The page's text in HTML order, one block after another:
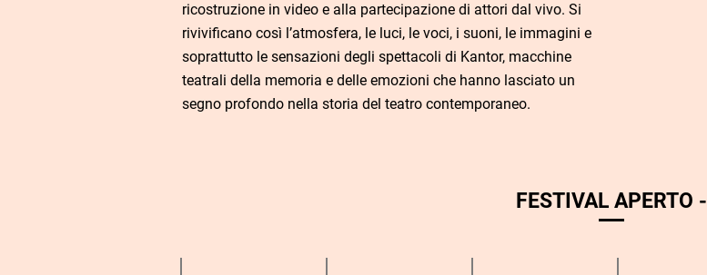
ricostruzione in video e alla partecipazione di attori dal vivo. Si
rivivificano così l’atmosfera, le luci, le voci, i suoni, le immagini e
soprattutto le sensazioni degli spettacoli di Kantor, macchine
teatrali della memoria e delle emozioni che hanno lasciato un
segno profondo nella storia del teatro contemporaneo.
FESTIVAL APERTO -